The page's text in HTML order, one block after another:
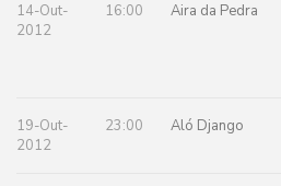
14-Out-
2012
16:00 Aira da Pedra
19-Out-
2012
23:00 Aló Django